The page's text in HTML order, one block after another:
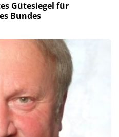
Gütesiegel für
Bundes